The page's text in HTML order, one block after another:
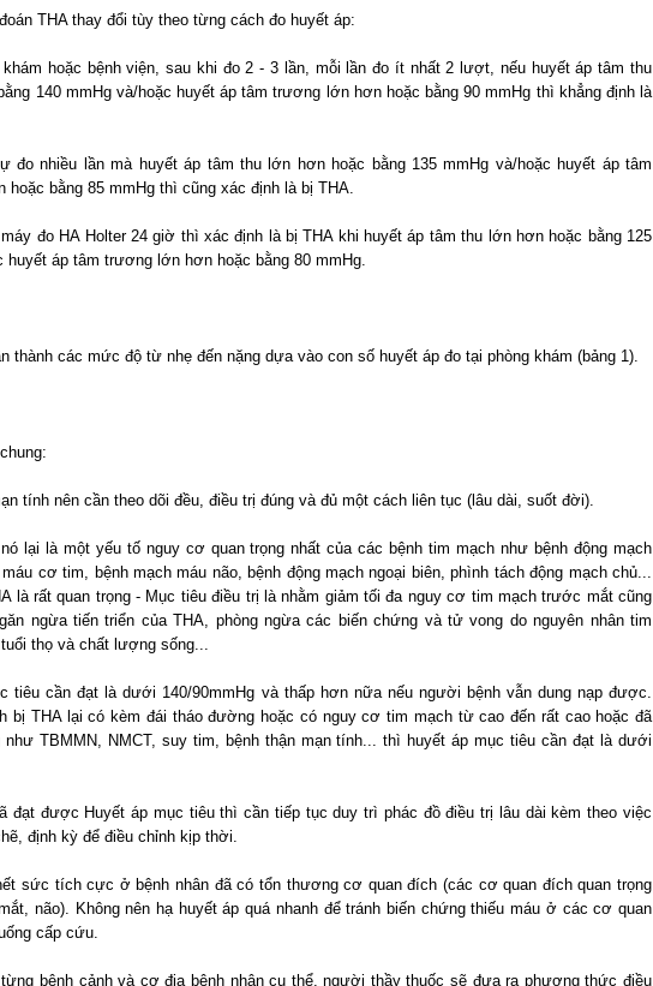
THA thay đổi tùy theo từng cách đo huyết áp:
hoặc bệnh viện, sau khi đo 2 - 3 lần, mỗi lần đo ít nhất 2 lượt, nếu huyết áp tâm thu
140 mmHg và/hoặc huyết áp tâm trương lớn hơn hoặc bằng 90 mmHg thì khẳng định là
đo nhiều lần mà huyết áp tâm thu lớn hơn hoặc bằng 135 mmHg và/hoặc huyết áp tâm
bằng 85 mmHg thì cũng xác định là bị THA.
đo HA Holter 24 giờ thì xác định là bị THA khi huyết áp tâm thu lớn hơn hoặc bằng 125
huyết áp tâm trương lớn hơn hoặc bằng 80 mmHg.
thành các mức độ từ nhẹ đến nặng dựa vào con số huyết áp đo tại phòng khám (bảng 1).
tính nên cần theo dõi đều, điều trị đúng và đủ một cách liên tục (lâu dài, suốt đời).
lại là một yếu tố nguy cơ quan trọng nhất của các bệnh tim mạch như bệnh động mạch
cơ tim, bệnh mạch máu não, bệnh động mạch ngoại biên, phình tách động mạch chủ...
là rất quan trọng - Mục tiêu điều trị là nhằm giảm tối đa nguy cơ tim mạch trước mắt cũng
ngừa tiến triển của THA, phòng ngừa các biến chứng và tử vong do nguyên nhân tim
thọ và chất lượng sống...
tiêu cần đạt là dưới 140/90mmHg và thấp hơn nữa nếu người bệnh vẫn dung nạp được.
bị THA lại có kèm đái tháo đường hoặc có nguy cơ tim mạch từ cao đến rất cao hoặc đã
như TBMMN, NMCT, suy tim, bệnh thận mạn tính... thì huyết áp mục tiêu cần đạt là dưới
đạt được Huyết áp mục tiêu thì cần tiếp tục duy trì phác đồ điều trị lâu dài kèm theo việc
định kỳ để điều chỉnh kịp thời.
sức tích cực ở bệnh nhân đã có tổn thương cơ quan đích (các cơ quan đích quan trọng
não). Không nên hạ huyết áp quá nhanh để tránh biến chứng thiếu máu ở các cơ quan
cấp cứu.
bệnh cảnh và cơ địa bệnh nhân cụ thể, người thầy thuốc sẽ đưa ra phương thức điều